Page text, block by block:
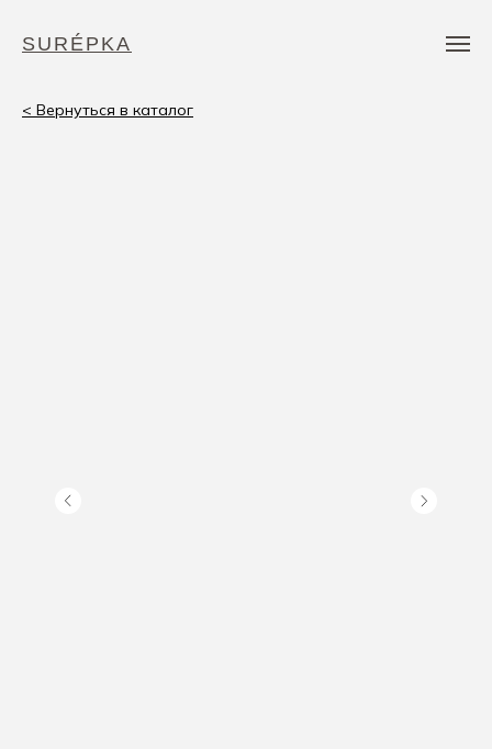
SURÉPKA
< Вернуться в каталог